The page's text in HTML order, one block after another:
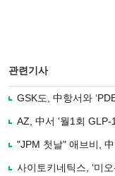
관련기사
GSK도, 中항서와
AZ, 中서 '월1회
"JPM 첫날" 애브비,
사이토키네틱스, ‘미